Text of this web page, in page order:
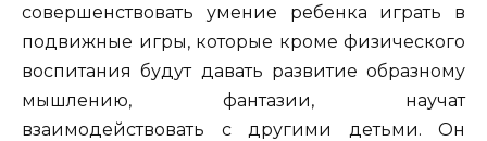
совершенствовать умение ребенка играть в
подвижные игры, которые кроме физического
воспитания будут давать развитие образному
мышлению, фантазии, научат
взаимодействовать с другими детьми. Он